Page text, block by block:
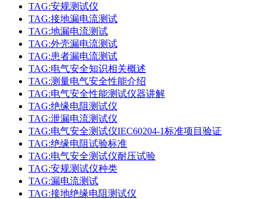
TAG:安规测试仪
TAG:接地漏电流测试
TAG:地漏电流测试
TAG:外壳漏电流测试
TAG:患者漏电流测试
TAG:电气安全知识相关概述
TAG:测量电气安全性能介绍
TAG:电气安全性能测试仪器讲解
TAG:绝缘电阻测试仪
TAG:泄漏电流测试仪
TAG:电气安全测试仪IEC60204-1标准项目验证
TAG:绝缘电阻试验标准
TAG:电气安全测试仪耐压试验
TAG:安规测试仪种类
TAG:漏电流测试
TAG:接地绝缘电阻测试仪